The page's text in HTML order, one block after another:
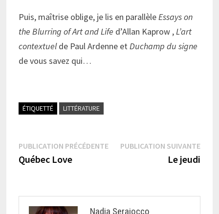
Puis, maîtrise oblige, je lis en parallèleEssays on
the Blurring of Art and Life d’Allan Kaprow ,L’art
contextuelde Paul Ardenne etDuchamp du signe
de vous savez qui…
ÉTIQUETTÉ LITTÉRATURE
Navigation
de
PUBLICATION PRÉCÉDENTEPublication
Québec Love
PUBLICATION SUIVANTE
Le jeudi
Nadia Seraiocco